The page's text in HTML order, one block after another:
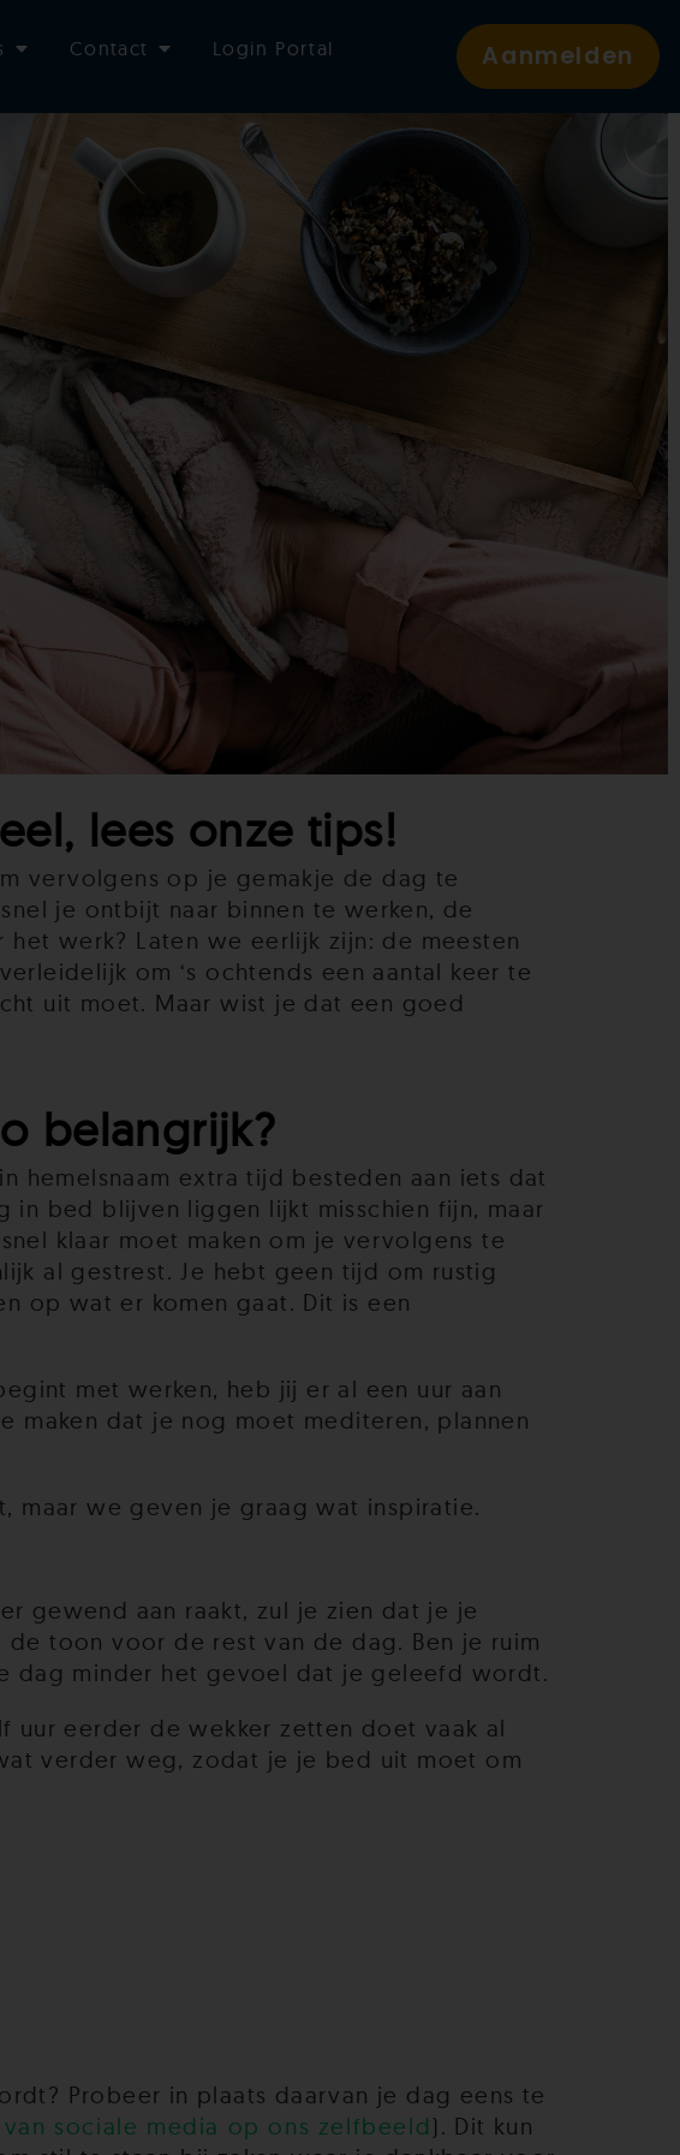
Contact Login Portal Aanmelden
lees onze tips!
vervolgens op je gemakje de dag te
je ontbijt naar binnen te werken, de
werk? Laten we eerlijk zijn: de meesten
om ‘s ochtends een aantal keer te
uit moet. Maar wist je dat een goed
belangrijk?
hemelsnaam extra tijd besteden aan iets dat
in bed blijven liggen lijkt misschien fijn, maar
klaar moet maken om je vervolgens te
al gestrest. Je hebt geen tijd om rustig
op wat er komen gaat. Dit is een
met werken, heb jij er al een uur aan
dat je nog moet mediteren, plannen
maar we geven je graag wat inspiratie.
gewend aan raakt, zul je zien dat je je
toon voor de rest van de dag. Ben je ruim
dag minder het gevoel dat je geleefd wordt.
uur eerder de wekker zetten doet vaak al
verder weg, zodat je je bed uit moet om
Probeer in plaats daarvan je dag eens te
sociale media op ons zelfbeeld). Dit kun